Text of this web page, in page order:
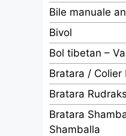
Bile manuale
Bivol
Bol tibetan –
Bratara / Colier
Bratara
Bratara
Shamballa